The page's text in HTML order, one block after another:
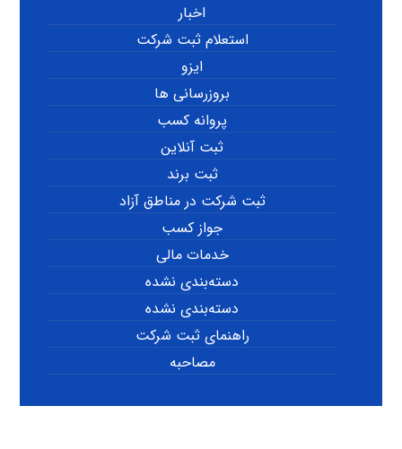
اخبار
استعلام ثبت شرکت
ایزو
بروزرسانی ها
پروانه کسب
ثبت آنلاین
ثبت برند
ثبت شرکت در مناطق آزاد
جواز کسب
خدمات مالی
دسته‌بندی نشده
دسته‌بندی نشده
راهنمای ثبت شرکت
مصاحبه